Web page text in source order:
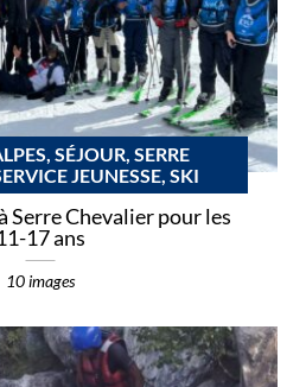
SÉJOUR, SERRE
JEUNESSE, SKI
Serre Chevalier pour les
17 ans
10 images